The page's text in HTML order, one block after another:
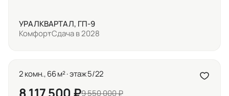
УРАЛКВАРТАЛ, ГП-9
КомфортСдача в 2028
2 комн., 66 м² · этаж 5/22
9 550 000 ₽